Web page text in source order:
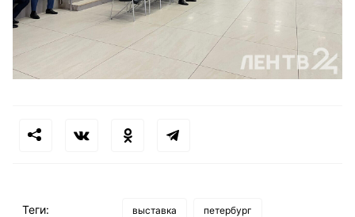
Теги: выставка петербург